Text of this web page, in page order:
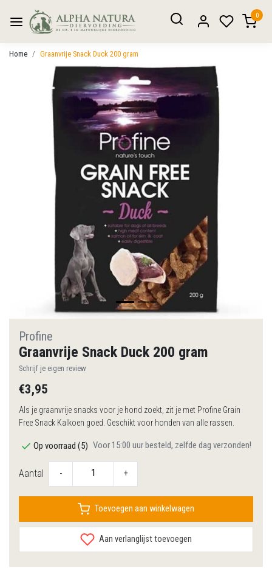
0
Home Graanvrije Snack Duck 200 gram
Profine
Graanvrije Snack Duck 200 gram
Schrijf je eigen review
€3,95
Als je graanvrije snacks voor je hond zoekt, zit je met Profine Grain
Free Snack Kalkoen goed. Geschikt voor honden van alle rassen.
Op voorraad (5) Voor 15:00 uur besteld, zelfde dag verzonden!
Aantal - +
Toevoegen aan winkelwagen
Aan verlanglijst toevoegen